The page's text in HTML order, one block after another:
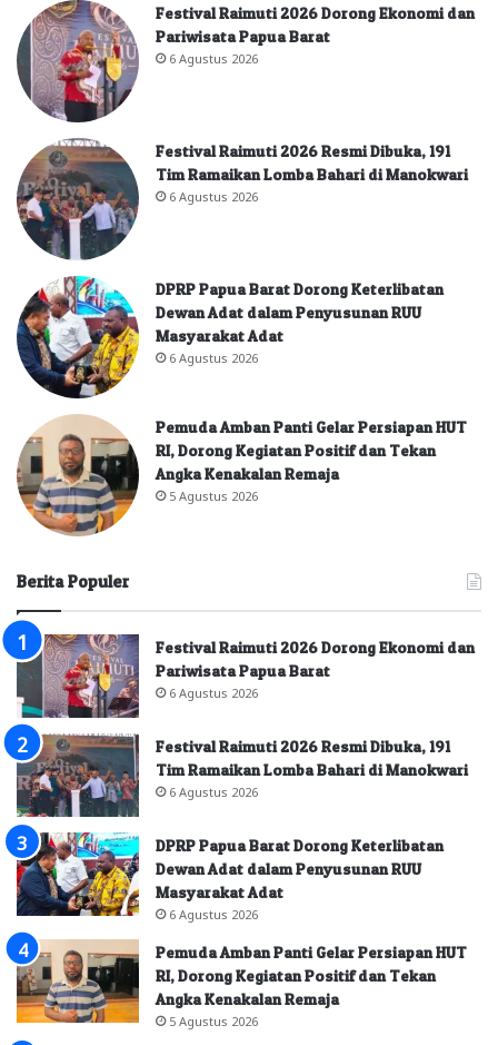
Festival Raimuti 2026 Dorong Ekonomi dan
Pariwisata Papua Barat
6 Agustus 2026
Festival Raimuti 2026 Resmi Dibuka, 191
Tim Ramaikan Lomba Bahari di Manokwari
6 Agustus 2026
DPRP Papua Barat Dorong Keterlibatan
Dewan Adat dalam Penyusunan RUU
Masyarakat Adat
6 Agustus 2026
Pemuda Amban Panti Gelar Persiapan HUT
RI, Dorong Kegiatan Positif dan Tekan
Angka Kenakalan Remaja
5 Agustus 2026
Berita Populer
Festival Raimuti 2026 Dorong Ekonomi dan
Pariwisata Papua Barat
6 Agustus 2026
Festival Raimuti 2026 Resmi Dibuka, 191
Tim Ramaikan Lomba Bahari di Manokwari
6 Agustus 2026
DPRP Papua Barat Dorong Keterlibatan
Dewan Adat dalam Penyusunan RUU
Masyarakat Adat
6 Agustus 2026
Pemuda Amban Panti Gelar Persiapan HUT
RI, Dorong Kegiatan Positif dan Tekan
Angka Kenakalan Remaja
5 Agustus 2026